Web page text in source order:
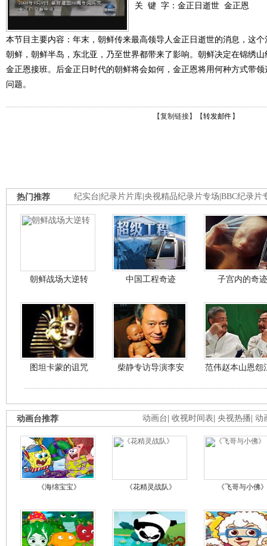
关 键 字： 金正日逝世 金正恩
本节目主要内容：年末，朝鲜传来最高领导人金正日逝世的消息，这
朝鲜，朝鲜半岛，东北亚，乃至世界都带来了影响。朝鲜决定在锦绣
金正恩接班。后金正日时代的朝鲜将会如何，金正恩将用何种方式带
问题。
【复制链接】【转发邮件 】
纪实台 纪录片片库 央视精品纪录片专场 BBC纪录片
热门推荐
朝鲜战场大逆转 中国工程奇迹 子宫内的奇迹
图坦卡蒙的诅咒 柴静专访导演李安 范伟赵本山恩怨
动画台 收视时间表 央视热播 动
动画台推荐
《海绵宝宝》 《花精灵战队》 《飞哥与小佛》